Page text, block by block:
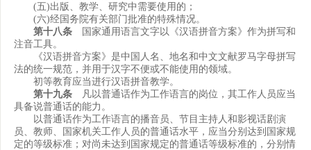
(五)出版、教学、研究中需要使用的；
(六)经国务院有关部门批准的特殊情况。
第十八条 国家通用语言文字以《汉语拼音方案》作为拼写和
注音工具。
《汉语拼音方案》是中国人名、地名和中文文献罗马字母拼写
法的统一规范，并用于汉字不便或不能使用的领域。
初等教育应当进行汉语拼音教学。
第十九条 凡以普通话作为工作语言的岗位，其工作人员应当
具备说普通话的能力。
以普通话作为工作语言的播音员、节目主持人和影视话剧演
员、教师、国家机关工作人员的普通话水平，应当分别达到国家规
定的等级标准；对尚未达到国家规定的普通话等级标准的，分别情